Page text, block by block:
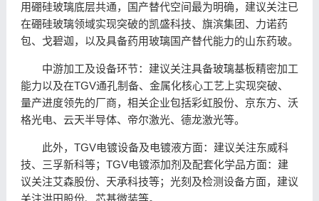
用硼硅玻璃底层共通，国产替代空间最为明确，建议关注已
在硼硅玻璃领域实现突破的凯盛科技、 旗滨集团、 力诺药
包、 戈碧迦 ，以及具备药用玻璃国产替代能力的山东药玻。
中游加工及设备环节：建议关注具备玻璃基板精密加工
能力以及在TGV通孔制备、金属化核心工艺上实现突破、
量产进度领先的厂商，相关企业包括彩虹股份、 京东方、 沃
格光电、云天半导体、 帝尔激光、 德龙激光等。
此外，TGV电镀设备及电镀液方面：建议关注东威科
技、 三孚新科等；TGV电镀添加剂及配套化学品方面：建
议关注艾森股份、 天承科技等；光刻及检测设备方面，建议
关注洪田股份、芯基微装等。